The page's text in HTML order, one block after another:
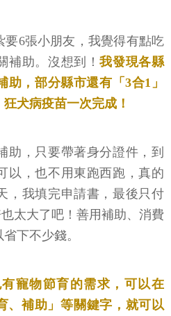
要6張小朋友，我覺得有點吃
補助。沒想到！我發現各縣
，部分縣市還有「3合1」
犬病疫苗一次完成！
助，只要帶著身分證件，到
以，也不用東跑西跑，真的
，我填完申請書，最後只付
太大了吧！善用補助、消費
下不少錢。
寵物節育的需求，可以在
、補助」等關鍵字，就可以